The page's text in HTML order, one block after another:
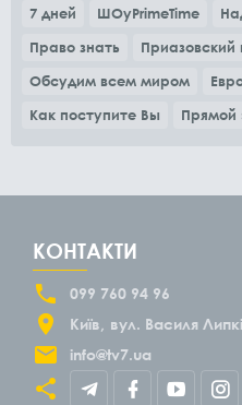
7 дней ШОуPrimeTime
Право знать
Приазовский
Обсудим всем миром
Как поступите Вы
КОНТАКТИ
099 760 94 96
Київ
вул. Василя
info@tv7.ua